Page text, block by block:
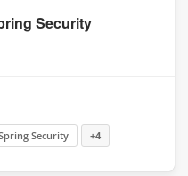
Security
Security +4